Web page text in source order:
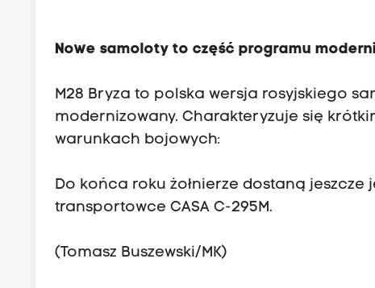
Nowe samoloty to część programu
M28 Bryza to polska wersja rosyjskiego
modernizowany. Charakteryzuje się
warunkach bojowych:
Do końca roku żołnierze dostaną
transportowce CASA C-295M.
(Tomasz Buszewski/MK)